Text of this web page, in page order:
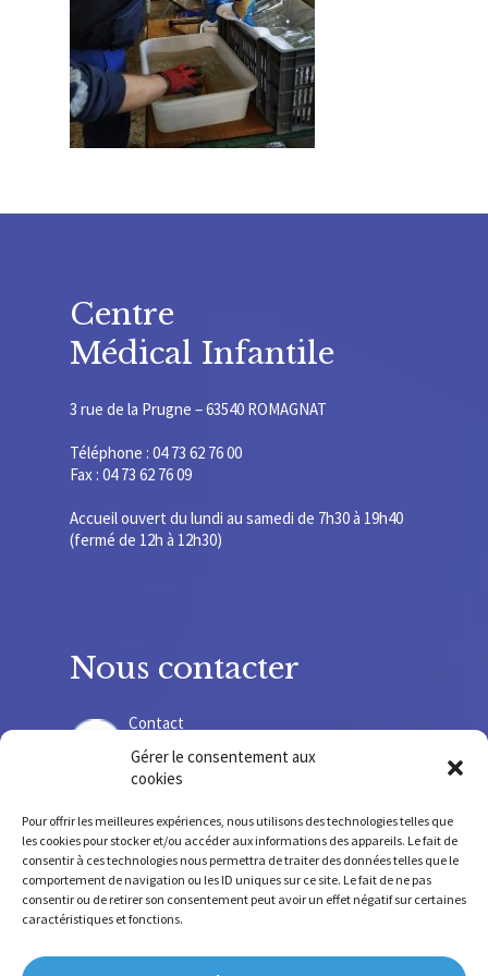
Gérer le consentement aux
cookies
Pour offrir les meilleures expériences, nous utilisons des technologies telles que
les cookies pour stocker et/ou accéder aux informations des appareils. Le fait de
consentir à ces technologies nous permettra de traiter des données telles que le
comportement de navigation ou les ID uniques sur ce site. Le fait de ne pas
consentir ou de retirer son consentement peut avoir un effet négatif sur certaines
caractéristiques et fonctions.
Centre
Médical Infantile
3 rue de la Prugne – 63540 ROMAGNAT
Téléphone : 04 73 62 76 00
Fax : 04 73 62 76 09
Accueil ouvert du lundi au samedi de 7h30 à 19h40
(fermé de 12h à 12h30)
Nous contacter
Contact
Recrutement
SIRET 775678 220 000 36 – SIREN 775 678 220
FINESS SSR 630 781 755 – FINESS IEM 630 009 207